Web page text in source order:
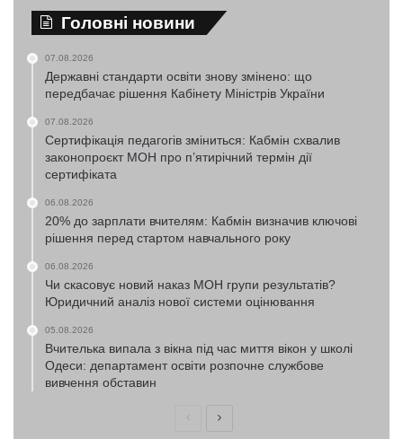
Головні новини
07.08.2026
Державні стандарти освіти знову змінено: що
передбачає рішення Кабінету Міністрів України
07.08.2026
Сертифікація педагогів зміниться: Кабмін схвалив
законопроєкт МОН про п’ятирічний термін дії
сертифіката
06.08.2026
20% до зарплати вчителям: Кабмін визначив ключові
рішення перед стартом навчального року
06.08.2026
Чи скасовує новий наказ МОН групи результатів?
Юридичний аналіз нової системи оцінювання
05.08.2026
Вчителька випала з вікна під час миття вікон у школі
Одеси: департамент освіти розпочне службове
вивчення обставин
ПопередняНаступна